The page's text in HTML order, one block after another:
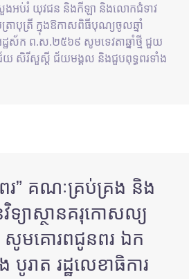
រសួងអប់រំ យុវជន និងកីឡា និងលោកជំទាវ
រាបុត្រី ក្នុងឱកាសពិធីបុណ្យចូលឆ្នាំ
ដ្ឋស័ក ព.ស.២៥៦៩ សូមទេវតាឆ្នាំថ្មី ជួយ
ជ័យ សិរីសួស្ដី ជ័យមង្គល និងជួបពុទ្ធពរទាំង
” គណៈគ្រប់គ្រង និង
ទ្យាស្ថានគរុកោសល្យ
សូមគោរពជូនពរ ឯក
រាត រដ្ឋលេខាធិការ